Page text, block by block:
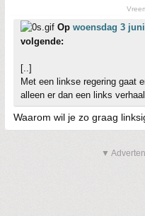
Op woensdag 3
volgende:
[..]
Met een linkse regering gaat
alleen er dan een links
Waarom wil je zo graag
▼